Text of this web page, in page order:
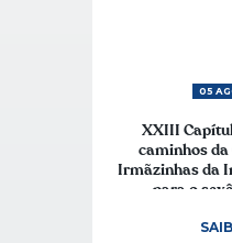
05
XXIII
caminhos da
Irmãzinhas da
para o